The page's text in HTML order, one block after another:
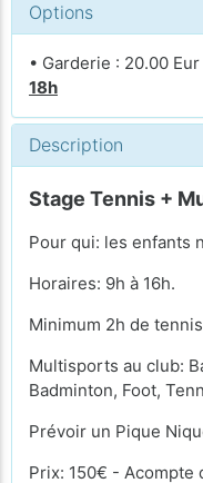
Options
• Garderie : 20.00 Eur
18h
Description
Stage Tennis +
Pour qui: les enfants
Horaires: 9h à 16h.
Minimum 2h de
Multisports au club:
Badminton, Foot,
Prévoir un Pique
Prix: 150€ - Acompte